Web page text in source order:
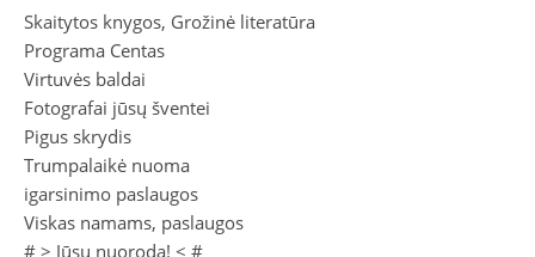
Skaitytos knygos, Grožinė literatūra
Programa Centas
Virtuvės baldai
Fotografai jūsų šventei
Pigus skrydis
Trumpalaikė nuoma
igarsinimo paslaugos
Viskas namams, paslaugos
# > Jūsų nuoroda! < #